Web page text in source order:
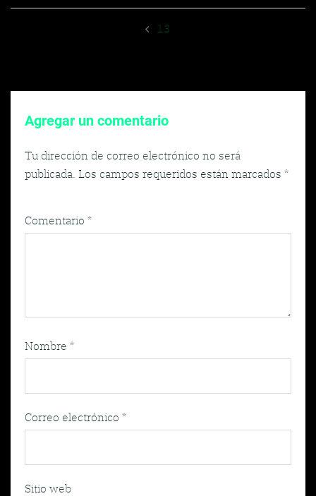
13
Agregar un comentario
Tu dirección de correo electrónico no será
publicada. Los campos requeridos están marcados *
Comentario *
Nombre *
Correo electrónico *
Sitio web